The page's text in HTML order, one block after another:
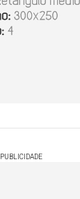
PUBLICIDADE